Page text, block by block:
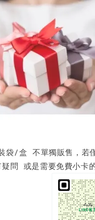
袋/盒 不單獨販售，若
問 或是需要免費小卡